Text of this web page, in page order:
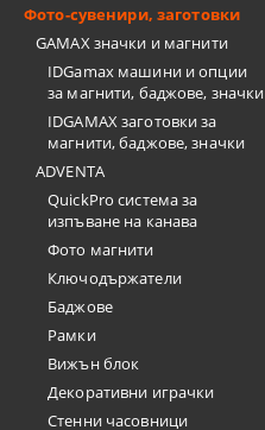
Фото-сувенири, заготовки
GAMAX значки и магнити
IDGamax машини и опции
за магнити, баджове, значки
IDGAMAX заготовки за
магнити, баджове, значки
ADVENTA
QuickPro система за
изпъване на канава
Фото магнити
Ключодържатели
Баджове
Рамки
Вижън блок
Декоративни играчки
Стенни часовници